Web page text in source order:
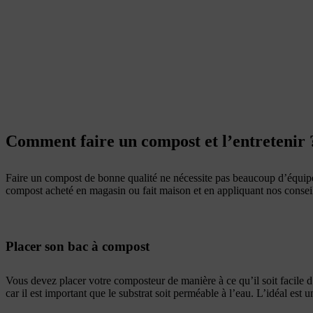
Comment faire un compost et l’entretenir
Faire un compost de bonne qualité ne nécessite pas beaucoup
compost acheté en magasin ou fait maison et en appliquant nos
Placer son bac à compost
Vous devez placer votre composteur de manière à ce qu’il soit facile
car il est important que le substrat soit perméable à l’eau. L’idéal